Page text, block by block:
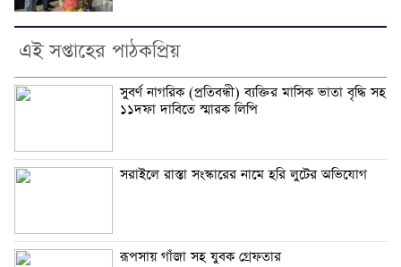
এই সপ্তাহের পাঠকপ্রিয়
সুবর্ণ নাগরিক (প্রতিবন্ধী) ব্যক্তির মাসিক ভাতা বৃদ্ধি সহ
১১দফা দাবিতে স্মারক লিপি
সরাইলে রাস্তা সংস্কারের নামে হরি লুটের অভিযোগ
রূপসায় গাঁজা সহ যুবক গ্রেফতার